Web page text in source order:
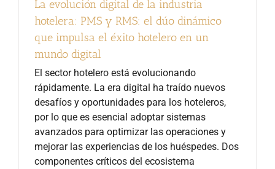
La evolución digital de la industria
hotelera: PMS y RMS: el dúo dinámico
que impulsa el éxito hotelero en un
mundo digital
El sector hotelero está evolucionando
rápidamente. La era digital ha traído nuevos
desafíos y oportunidades para los hoteleros,
por lo que es esencial adoptar sistemas
avanzados para optimizar las operaciones y
mejorar las experiencias de los huéspedes. Dos
componentes críticos del ecosistema